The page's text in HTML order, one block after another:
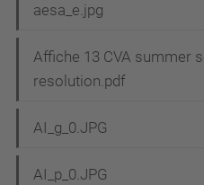
aesa_e.jpg
Affiche 13 CVA summer
resolution.pdf
AI_g_0.JPG
AI_p_0.JPG